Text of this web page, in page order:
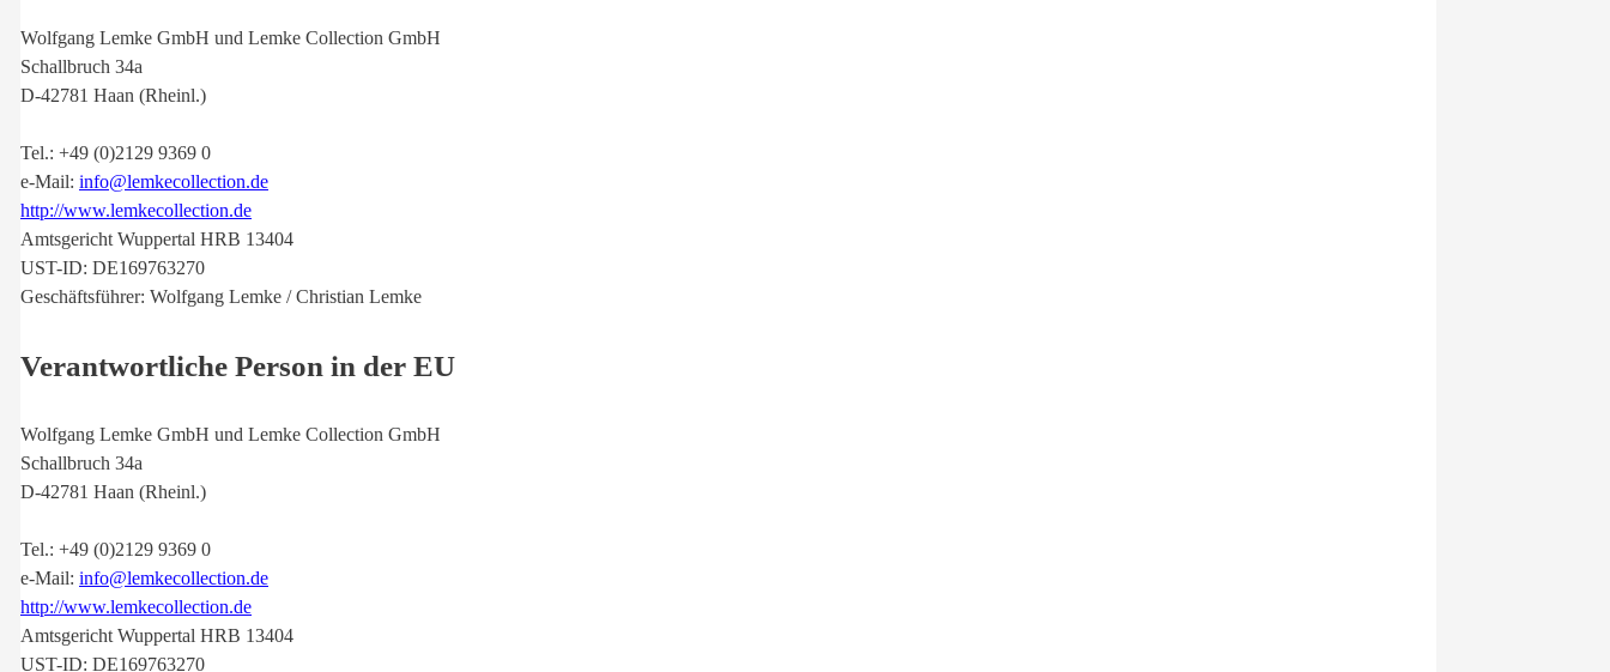
Wolfgang Lemke GmbH und Lemke Collection GmbH
Schallbruch 34a
D-42781 Haan (Rheinl.)
Tel.: +49 (0)2129 9369 0
e-Mail: info@lemkecollection.de
http://www.lemkecollection.de
Amtsgericht Wuppertal HRB 13404
UST-ID: DE169763270
Geschäftsführer: Wolfgang Lemke / Christian Lemke
Verantwortliche Person in der EU
Wolfgang Lemke GmbH und Lemke Collection GmbH
Schallbruch 34a
D-42781 Haan (Rheinl.)
Tel.: +49 (0)2129 9369 0
e-Mail: info@lemkecollection.de
http://www.lemkecollection.de
Amtsgericht Wuppertal HRB 13404
UST-ID: DE169763270